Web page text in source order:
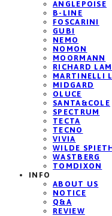
ANGLEPOISE
B-LINE
FOSCARINI
GUBI
NEMO
NOMON
MOORMANN
RICHARD
MARTINELLI
MIDGARD
OLUCE
SANTA&COLE
SPECTRUM
TECTA
TECNO
VIVIA
WILDE
WASTBERG
TOMDIXON
INFO
ABOUT US
NOTICE
Q&A
REVIEW